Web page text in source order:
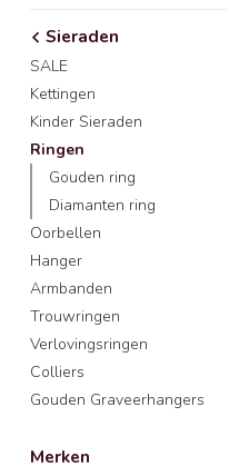
Sieraden
SALE
Kettingen
Kinder Sieraden
Ringen
Gouden ring
Diamanten ring
Oorbellen
Hanger
Armbanden
Trouwringen
Verlovingsringen
Colliers
Gouden Graveerhangers
Merken